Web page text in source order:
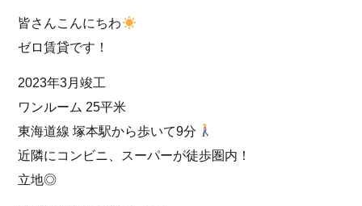
皆さんこんにちわ
ゼロ賃貸です！
2023年3月竣工
ワンルーム 25平米
東海道線 塚本駅から歩いて9分
近隣にコンビニ、スーパーが徒歩圏内！
立地◎